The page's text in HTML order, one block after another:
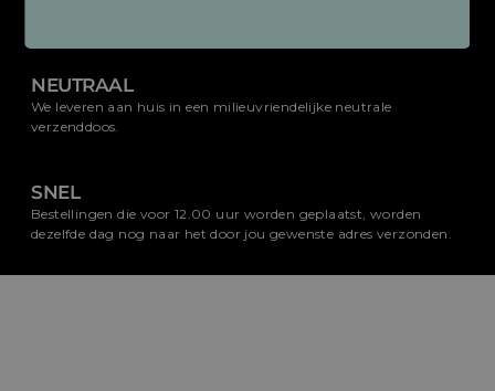
NEUTRAAL
We leveren aan huis in een milieuvriendelijke neutrale
verzenddoos.
SNEL
Bestellingen die voor 12.00 uur worden geplaatst, worden
dezelfde dag nog naar het door jou gewenste adres verzonden.